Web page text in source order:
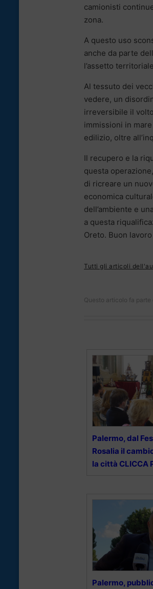
camionisti
zona.
A questo uso
anche da parte
l’assetto
Al tessuto dei
vedere, un
irreversibile il
immissioni in
edilizio, oltre
Il recupero e la
questa
di ricreare un
economica
dell’ambiente e
a questa
Oreto. Buon
Tutti gli articoli
Questo articolo fa
Palermo, dal
Rosalia il
la città CLICCA
Palermo,